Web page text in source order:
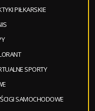
PIŁKARSKIE
SPORTY
SAMOCHODOWE